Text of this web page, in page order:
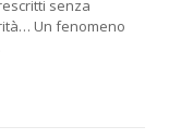
senza
Un fenomeno